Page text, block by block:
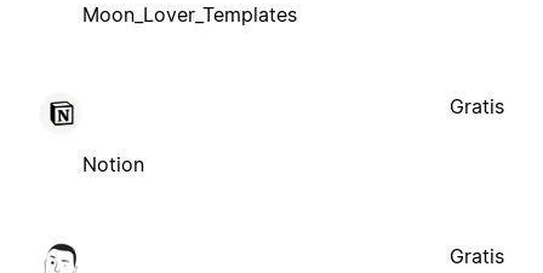
Moon_Lover_Templates
Notion
Gratis
Gratis